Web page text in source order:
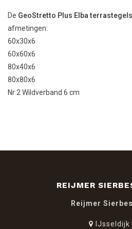
De GeoStretto Plus Elba terrastegels
afmetingen:
60x30x6
60x60x6
80x40x6
80x80x6
Nr 2 Wildverband 6 cm
REIJMER
Reijmer
IJsseldijk